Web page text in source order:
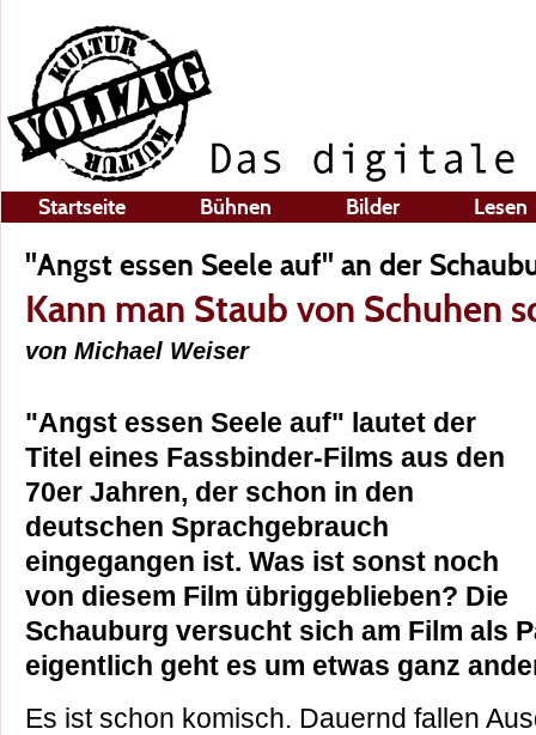
Startseite Bühnen Bilder Lesen
"Angst essen Seele auf" an der
Kann man Staub von Schuhen
von Michael Weiser
"Angst essen Seele auf" lautet der
Titel eines Fassbinder-Films aus den
70er Jahren, der schon in den
deutschen Sprachgebrauch
eingegangen ist. Was ist sonst noch
von diesem Film übriggeblieben? Die
Schauburg versucht sich am Film als
eigentlich geht es um etwas ganz
Es ist schon komisch. Dauernd fallen